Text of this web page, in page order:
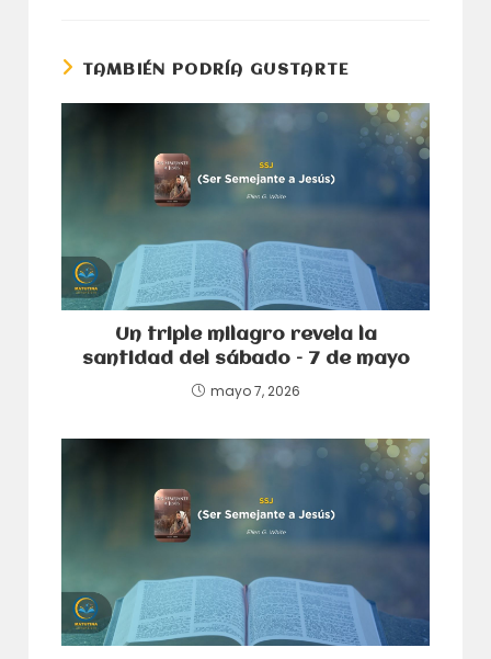
TAMBIÉN PODRÍA GUSTARTE
Un triple milagro revela la
santidad del sábado – 7 de mayo
mayo 7, 2026